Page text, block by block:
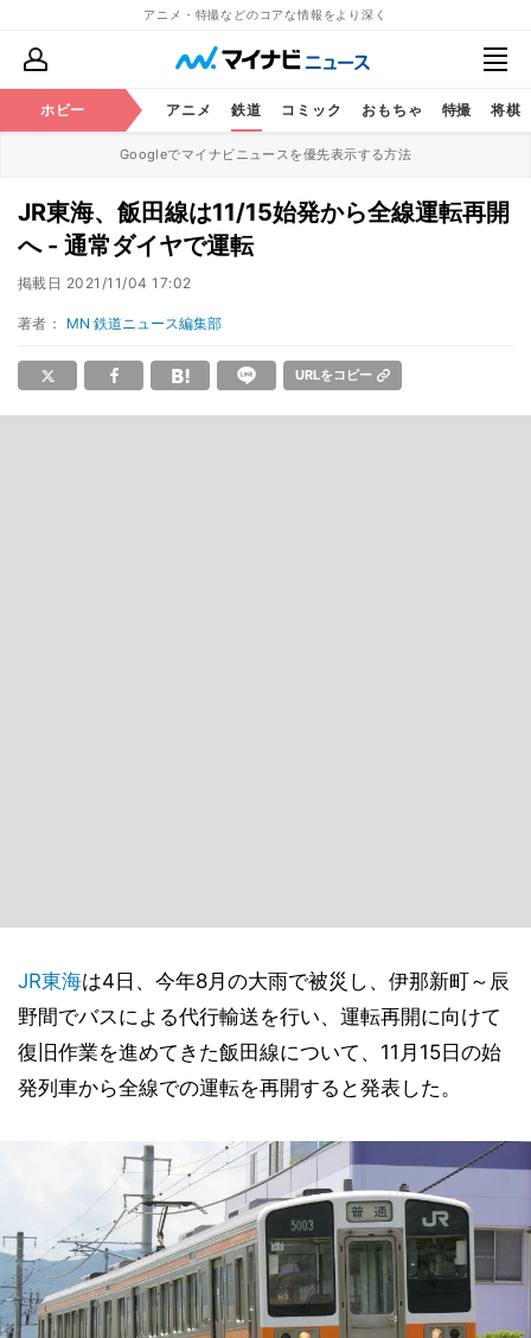
アニメ・特撮などのコアな情報をより深く
ホビー アニメ 鉄道 コミック おもちゃ 特撮 将棋
Googleでマイナビニュースを優先表示する方法
JR東海、飯田線は11/15始発から全線運転再開
へ - 通常ダイヤで運転
掲載日 2021/11/04 17:02
著者： MN 鉄道ニュース編集部
URLをコピー
JR東海は4日、今年8月の大雨で被災し、伊那新町～辰
野間でバスによる代行輸送を行い、運転再開に向けて
復旧作業を進めてきた飯田線について、11月15日の始
発列車から全線での運転を再開すると発表した。